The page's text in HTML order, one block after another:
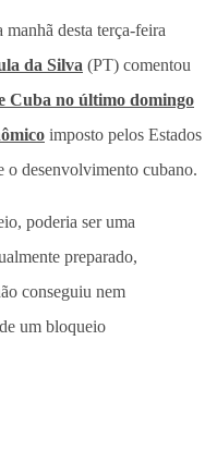
desta terça-feira
da Silva (PT) comentou
Cuba no último domingo
imposto pelos Estados
o desenvolvimento cubano.
poderia ser uma
preparado,
conseguiu nem
um bloqueio